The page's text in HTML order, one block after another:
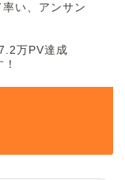
い、アンサン
万PV達成